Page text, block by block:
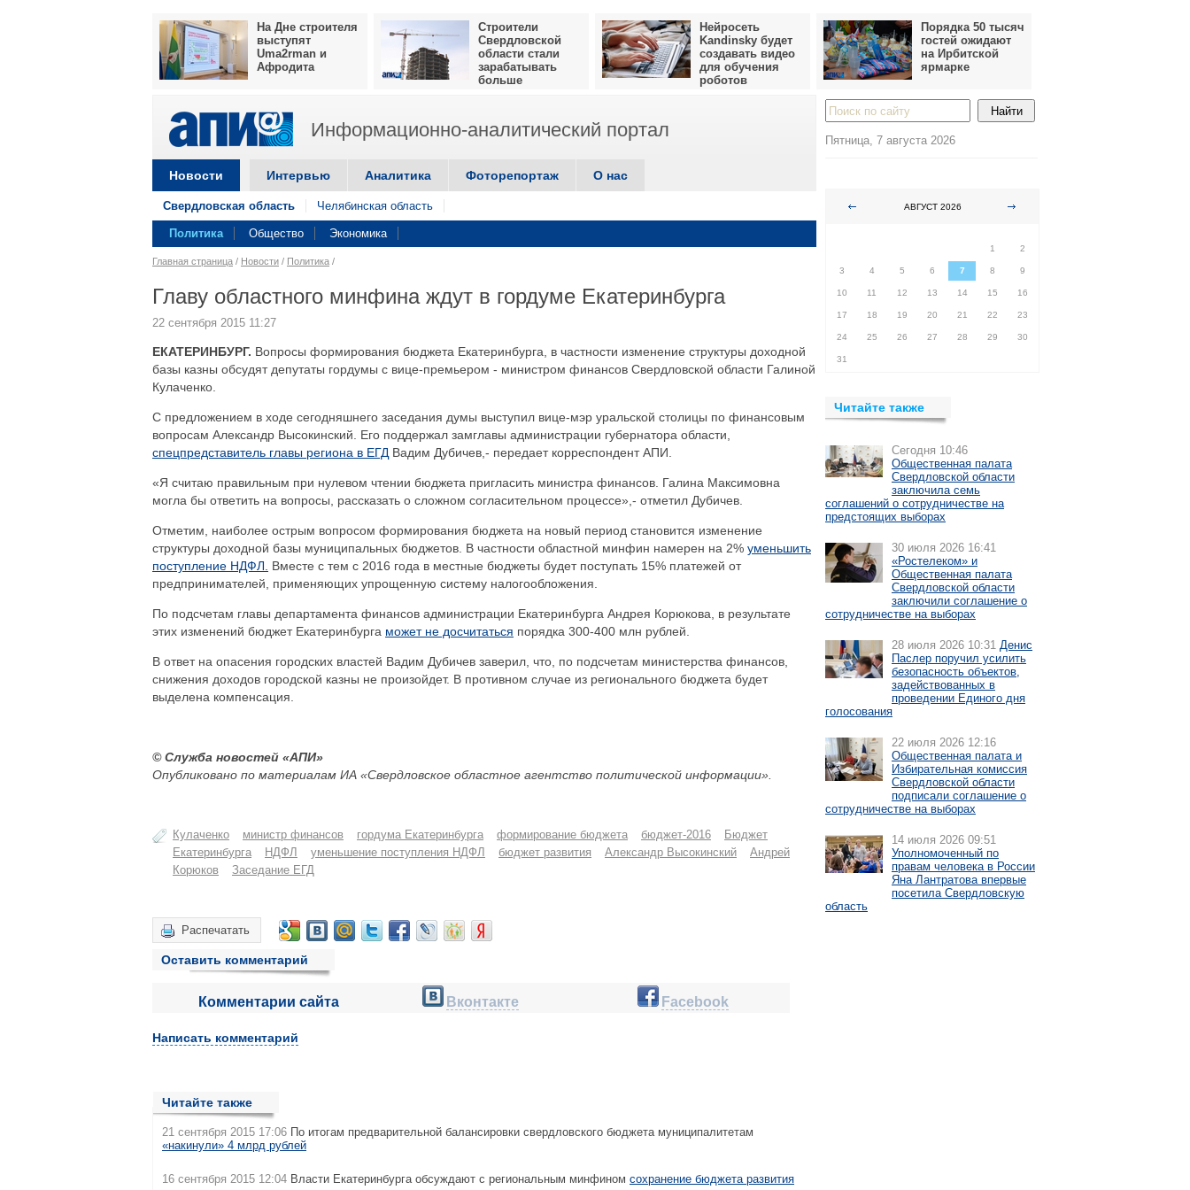
На Дне строителя
выступят
Uma2rman и
Афродита
Строители
Свердловской
области стали
зарабатывать
больше
Нейросеть
Kandinsky будет
создавать видео
для обучения
роботов
Порядка 50 тысяч
гостей ожидают
на Ирбитской
ярмарке
Информационно-аналитический портал
Новости Интервью Аналитика Фоторепортаж О нас
Свердловская область Челябинская область
Политика Общество Экономика
Главная страница / Новости / Политика /
Главу областного минфина ждут в гордуме Екатеринбурга
22 сентября 2015 11:27
ЕКАТЕРИНБУРГ. Вопросы формирования бюджета Екатеринбурга, в частности изменение структуры доходной
базы казны обсудят депутаты гордумы с вице-премьером - министром финансов Свердловской области Галиной
Кулаченко.
С предложением в ходе сегодняшнего заседания думы выступил вице-мэр уральской столицы по финансовым
вопросам Александр Высокинский. Его поддержал замглавы администрации губернатора области,
спецпредставитель главы региона в ЕГД Вадим Дубичев,- передает корреспондент АПИ.
«Я считаю правильным при нулевом чтении бюджета пригласить министра финансов. Галина Максимовна
могла бы ответить на вопросы, рассказать о сложном согласительном процессе»,- отметил Дубичев.
Отметим, наиболее острым вопросом формирования бюджета на новый период становится изменение
структуры доходной базы муниципальных бюджетов. В частности областной минфин намерен на 2% уменьшить
поступление НДФЛ.
Вместе с тем с 2016 года в местные бюджеты будет поступать 15% платежей от
предпринимателей, применяющих упрощенную систему налогообложения.
По подсчетам главы департамента финансов администрации Екатеринбурга Андрея Корюкова, в результате
этих изменений бюджет Екатеринбурга может не досчитаться порядка 300-400 млн рублей.
В ответ на опасения городских властей Вадим Дубичев заверил, что, по подсчетам министерства финансов,
снижения доходов городской казны не произойдет. В противном случае из регионального бюджета будет
выделена компенсация.
© Служба новостей «АПИ»
Опубликовано по материалам ИА «Свердловское областное агентство политической информации».
Кулаченко министр финансов гордума Екатеринбурга формирование бюджета бюджет-2016
Бюджет
Екатеринбурга
НДФЛ уменьшение поступления НДФЛ бюджет развития Александр Высокинский
Андрей
Корюков
Заседание ЕГД
Распечатать
Оставить комментарий
Комментарии сайта Вконтакте Facebook
Написать комментарий
Читайте также
21 сентября 2015 17:06 По итогам предварительной балансировки свердловского бюджета муниципалитетам
«накинули» 4 млрд рублей
16 сентября 2015 12:04 Власти Екатеринбурга обсуждают с региональным минфином сохранение бюджета развития
Пятница, 7 августа 2026
АВГУСТ 2026
1
2
3 4 5 6 7 8 9
10 11 12 13 14 15 16
17 18 19 20 21 22 23
24 25 26 27 28 29 30
31
Читайте также
Сегодня 10:46
Общественная палата
Свердловской области
заключила семь
соглашений о сотрудничестве на
предстоящих выборах
30 июля 2026 16:41
«Ростелеком» и
Общественная палата
Свердловской области
заключили соглашение о
сотрудничестве на выборах
28 июля 2026 10:31 Денис
Паслер поручил усилить
безопасность объектов,
задействованных в
проведении Единого дня
голосования
22 июля 2026 12:16
Общественная палата и
Избирательная комиссия
Свердловской области
подписали соглашение о
сотрудничестве на выборах
14 июля 2026 09:51
Уполномоченный по
правам человека в России
Яна Лантратова впервые
посетила Свердловскую
область